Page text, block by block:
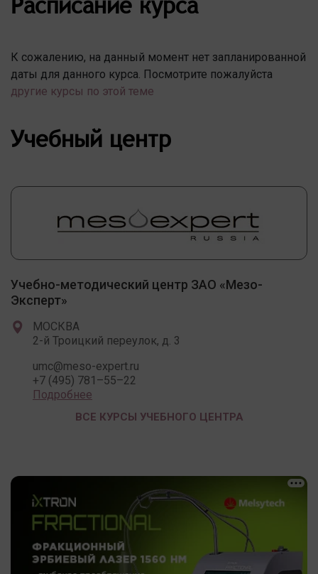
К сожалению, на данный момент нет запланированной
даты для данного курса. Посмотрите пожалуйста
другие курсы по этой теме
Учебный центр
Учебно-методический центр ЗАО «Мезо-
Эксперт»
МОСКВА
2-й Троицкий переулок, д. 3
umc@meso-expert.ru
+7 (495) 781–55–22
Подробнее
ВСЕ КУРСЫ УЧЕБНОГО ЦЕНТРА